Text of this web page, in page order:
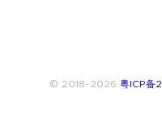
© 2018~2026 粤ICP备